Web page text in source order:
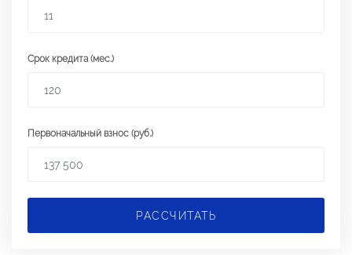
Срок кредита (мес.)
Первоначальный взнос (руб.)
РАССЧИТАТЬ